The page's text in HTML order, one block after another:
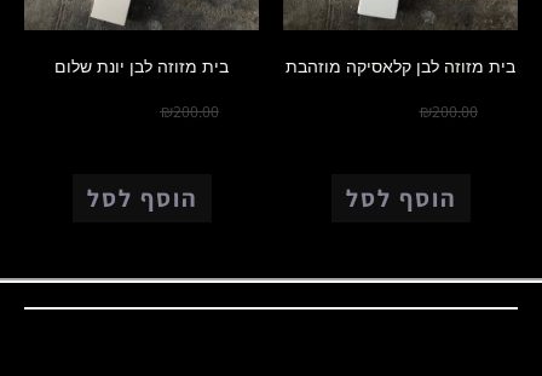
בית מזוזה לבן קלאסיקה מוזהבת
₪200.00
הוסף לסל
בית מזוזה לבן יונת שלום
₪200.00
הוסף לסל